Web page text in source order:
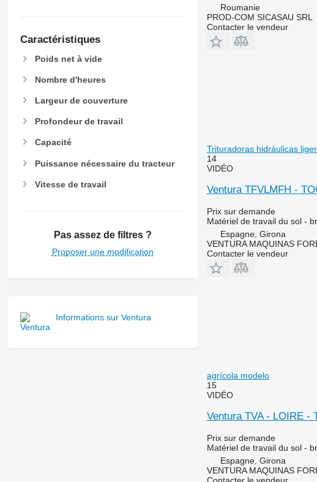
Caractéristiques
Poids net à vide
Nombre d'heures
Largeur de couverture
Profondeur de travail
Capacité
Puissance nécessaire du tracteur
Vitesse de travail
Pas assez de filtres ?
Proposer une modification
Informations sur Ventura
Roumanie
PROD-COM SICASAU SRL
Contacter le vendeur
Trituradoras hidráulicas
14
VIDÉO
Ventura TFVLMFH -
Prix sur demande
Matériel de travail du sol -
Espagne, Girona
VENTURA MAQUINAS
Contacter le vendeur
agrícola modelo
15
VIDÉO
Ventura TVA - LOIRE -
Prix sur demande
Matériel de travail du sol -
Espagne, Girona
VENTURA MAQUINAS